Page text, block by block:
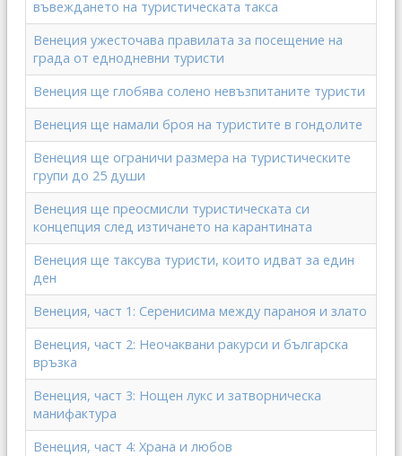
въвеждането на туристическата такса
Венеция ужесточава правилата за посещение на
града от еднодневни туристи
Венеция ще глобява солено невъзпитаните туристи
Венеция ще намали броя на туристите в гондолите
Венеция ще ограничи размера на туристическите
групи до 25 души
Венеция ще преосмисли туристическата си
концепция след изтичането на карантината
Венеция ще таксува туристи, които идват за един
ден
Венеция, част 1: Серенисима между параноя и злато
Венеция, част 2: Неочаквани ракурси и българска
връзка
Венеция, част 3: Нощен лукс и затворническа
манифактура
Венеция, част 4: Храна и любов